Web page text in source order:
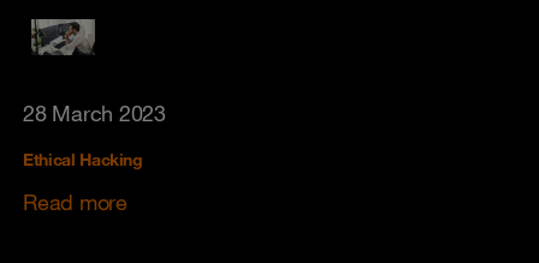
28 March 2023
Ethical Hacking
Read more